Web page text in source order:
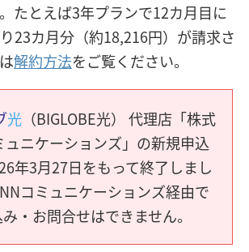
たとえば3年プランで12カ月目に
23カ月分（約18,216円）が請求さ
解約方法をご覧ください。
光（BIGLOBE光） 代理店「株式
ュニケーションズ」の新規申込
年3月27日をもって終了しまし
コミュニケーションズ経由で
・お問合せはできません。